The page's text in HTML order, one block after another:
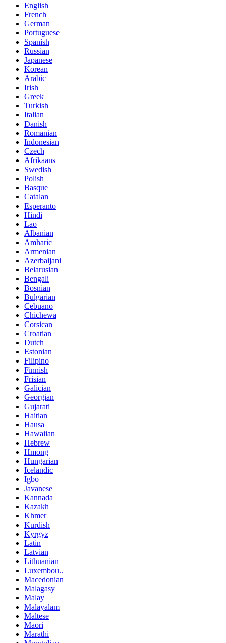
English
French
German
Portuguese
Spanish
Russian
Japanese
Korean
Arabic
Irish
Greek
Turkish
Italian
Danish
Romanian
Indonesian
Czech
Afrikaans
Swedish
Polish
Basque
Catalan
Esperanto
Hindi
Lao
Albanian
Amharic
Armenian
Azerbaijani
Belarusian
Bengali
Bosnian
Bulgarian
Cebuano
Chichewa
Corsican
Croatian
Dutch
Estonian
Filipino
Finnish
Frisian
Galician
Georgian
Gujarati
Haitian
Hausa
Hawaiian
Hebrew
Hmong
Hungarian
Icelandic
Igbo
Javanese
Kannada
Kazakh
Khmer
Kurdish
Kyrgyz
Latin
Latvian
Lithuanian
Luxembou..
Macedonian
Malagasy
Malay
Malayalam
Maltese
Maori
Marathi